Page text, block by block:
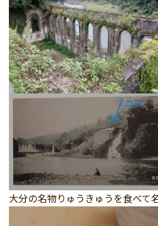
大分の名物りゅうきゅうを食べて